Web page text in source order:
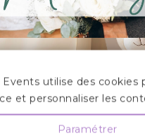
Events utilise des cookies
et personnaliser les
Paramétrer